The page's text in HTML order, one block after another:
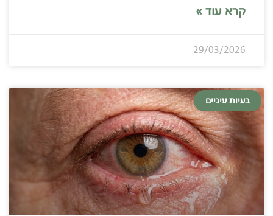
קרא עוד »
29/03/2026
בעיות עיניים